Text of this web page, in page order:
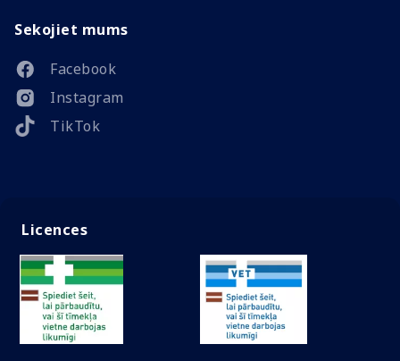
Sekojiet mums
Facebook
Instagram
TikTok
Licences